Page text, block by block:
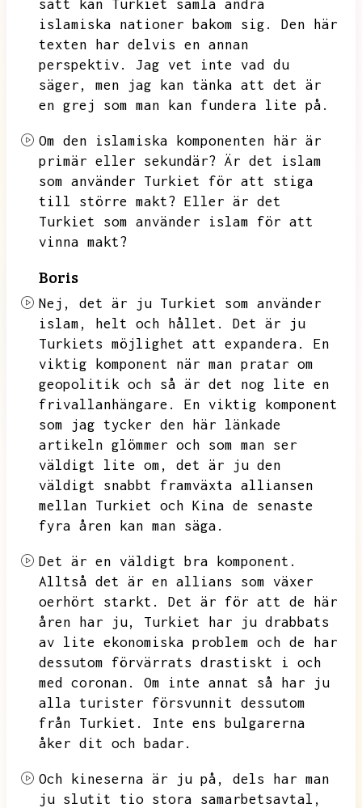
sätt kan Turkiet samla andra
islamiska nationer bakom sig.
Den här
texten har delvis en annan
perspektiv.
Jag vet inte vad du
säger,
men jag kan tänka att det är
en grej som man kan fundera lite på.
Om den islamiska komponenten här är
primär eller sekundär? Är det islam
som använder Turkiet för att stiga
till större makt? Eller är det
Turkiet som använder islam för att
vinna makt?
Boris
Nej,
det är ju Turkiet som använder
islam,
helt och hållet.
Det är ju
Turkiets möjlighet att expandera.
En
viktig komponent när man pratar om
geopolitik och så är det nog lite en
frivallanhängare.
En viktig komponent
som jag tycker den här länkade
artikeln glömmer och som man ser
väldigt lite om,
det är ju den
väldigt snabbt framväxta alliansen
mellan Turkiet och Kina de senaste
fyra åren kan man säga.
Det är en väldigt bra komponent.
Alltså det är en allians som växer
oerhört starkt.
Det är för att de här
åren har ju,
Turkiet har ju drabbats
av lite ekonomiska problem och de har
dessutom förvärrats drastiskt i och
med coronan.
Om inte annat så har ju
alla turister försvunnit dessutom
från Turkiet.
Inte ens bulgarerna
åker dit och badar.
Och kineserna är ju på,
dels har man
ju slutit tio stora samarbetsavtal,